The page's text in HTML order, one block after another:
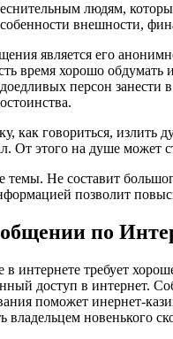
людям,
внешности,
является его
время хорошо
персон
как говориться,
От этого на душе может
Не составит
позволит
по
интернете требует
доступ в интернет.
поможет инернет-
владельцем новенького